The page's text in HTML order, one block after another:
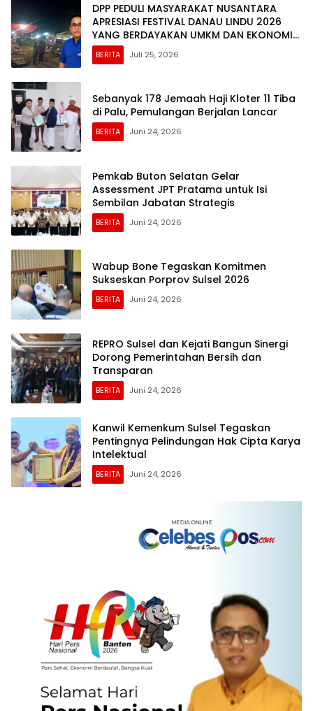
DPP PEDULI MASYARAKAT NUSANTARA
APRESIASI FESTIVAL DANAU LINDU 2026
YANG BERDAYAKAN UMKM DAN EKONOMI
KERAKYATAN
BERITA Juli 25, 2026
Sebanyak 178 Jemaah Haji Kloter 11 Tiba
di Palu, Pemulangan Berjalan Lancar
BERITA Juni 24, 2026
Pemkab Buton Selatan Gelar
Assessment JPT Pratama untuk Isi
Sembilan Jabatan Strategis
BERITA Juni 24, 2026
Wabup Bone Tegaskan Komitmen
Sukseskan Porprov Sulsel 2026
BERITA Juni 24, 2026
REPRO Sulsel dan Kejati Bangun Sinergi
Dorong Pemerintahan Bersih dan
Transparan
BERITA Juni 24, 2026
Kanwil Kemenkum Sulsel Tegaskan
Pentingnya Pelindungan Hak Cipta Karya
Intelektual
BERITA Juni 24, 2026